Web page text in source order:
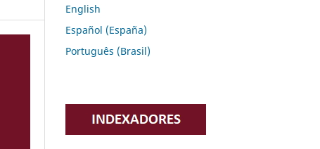
English
Español (España)
Português (Brasil)